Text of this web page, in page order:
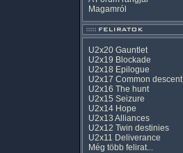
Magamról
U2x20 Gauntlet
U2x19 Blockade
U2x18 Epilogue
U2x17 Common descent
U2x16 The hunt
U2x15 Seizure
U2x14 Hope
U2x13 Alliances
U2x12 Twin destinies
U2x11 Deliverance
Még több felirat...